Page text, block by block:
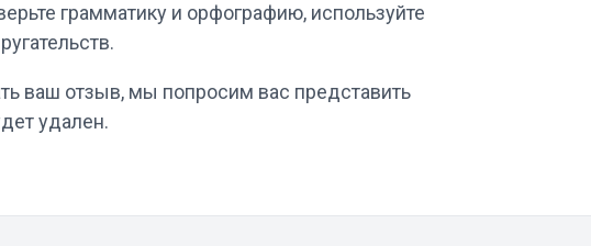
грамматику и орфографию, используйте
ваш отзыв, мы попросим вас представить
удален.